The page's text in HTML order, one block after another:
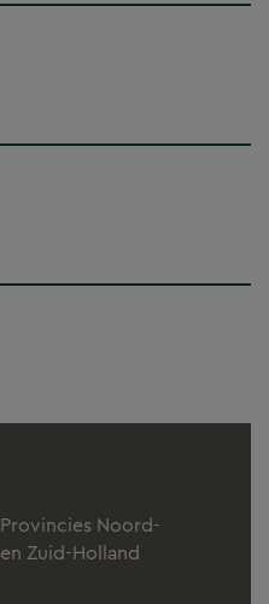
Provincies Noord-
en Zuid-Holland